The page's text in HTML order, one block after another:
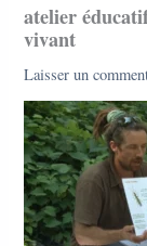
atelier
vivant
Laisser un